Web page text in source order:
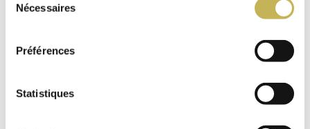
Nécessaires
Préférences
Statistiques